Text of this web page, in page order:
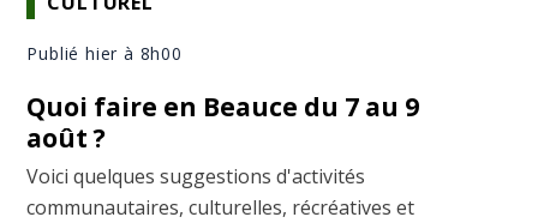
Publié hier à 8h00
Quoi faire en Beauce du 7 au 9
août ?
Voici quelques suggestions d'activités
communautaires, culturelles, récréatives et